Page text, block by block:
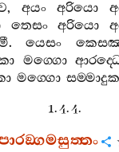
, අයං අරියො
තෙසං අරියො
.යෙසං
මග‍්ගො
මග‍්ගො
1. 4. 4.